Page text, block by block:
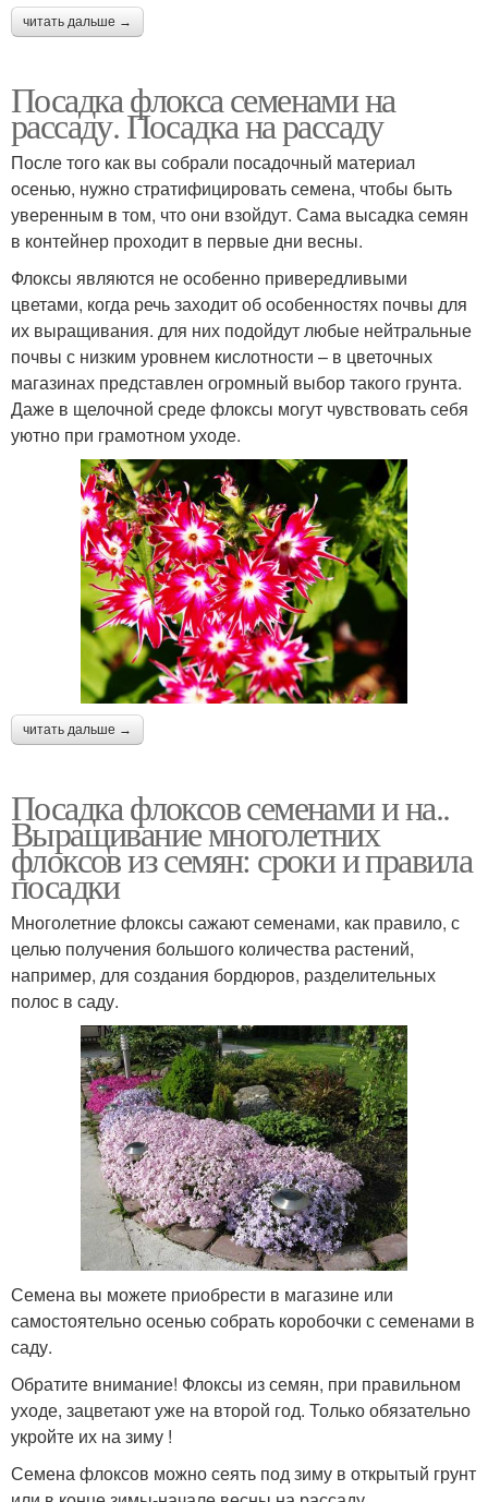
читать дальше →
Посадка флокса семенами на
рассаду. Посадка на рассаду
После того как вы собрали посадочный материал
осенью, нужно стратифицировать семена, чтобы быть
уверенным в том, что они взойдут. Сама высадка семян
в контейнер проходит в первые дни весны.
Флоксы являются не особенно привередливыми
цветами, когда речь заходит об особенностях почвы для
их выращивания. для них подойдут любые нейтральные
почвы с низким уровнем кислотности – в цветочных
магазинах представлен огромный выбор такого грунта.
Даже в щелочной среде флоксы могут чувствовать себя
уютно при грамотном уходе.
читать дальше →
Посадка флоксов семенами и на..
Выращивание многолетних
флоксов из семян: сроки и правила
посадки
Многолетние флоксы сажают семенами, как правило, с
целью получения большого количества растений,
например, для создания бордюров, разделительных
полос в саду.
Семена вы можете приобрести в магазине или
самостоятельно осенью собрать коробочки с семенами в
саду.
Обратите внимание! Флоксы из семян, при правильном
уходе, зацветают уже на второй год. Только обязательно
укройте их на зиму !
Семена флоксов можно сеять под зиму в открытый грунт